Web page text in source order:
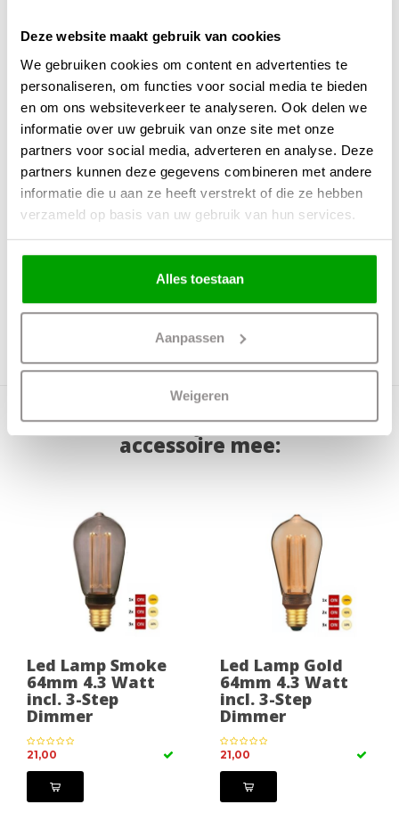
Deze website maakt gebruik van cookies
We gebruiken cookies om content en advertenties te
personaliseren, om functies voor social media te bieden
en om ons websiteverkeer te analyseren. Ook delen we
informatie over uw gebruik van onze site met onze
partners voor social media, adverteren en analyse. Deze
partners kunnen deze gegevens combineren met andere
informatie die u aan ze heeft verstrekt of die ze hebben
verzameld op basis van uw gebruik van hun services.
Alles toestaan
Aanpassen
Weigeren
Maten 24 x 24 x 178cm (LxBxH)
Overige maten Glas 24x20cm ((BxH)
Fitting E27
40 Watt
Incl. lichtbron Nee
Energielabel
Bestel direct je lichtbron of
accessoire mee:
Led Lamp Smoke
64mm 4.3 Watt
incl. 3-Step
Dimmer
21,00
Led Lamp Gold
64mm 4.3 Watt
incl. 3-Step
Dimmer
21,00